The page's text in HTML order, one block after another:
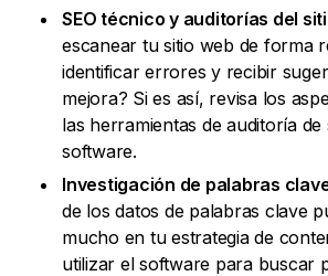
SEO técnico y auditorías del
escanear tu sitio web de forma
identificar errores y recibir
mejora? Si es así, revisa los
las herramientas de auditoría de
software.
Investigación de palabras
de los datos de palabras clave
mucho en tu estrategia de
utilizar el software para buscar